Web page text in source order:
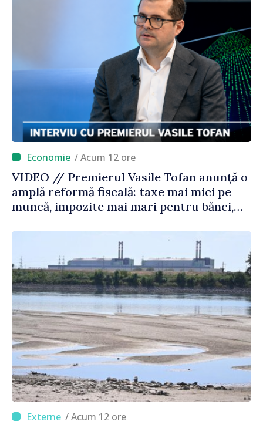
/ Acum 12 ore
VIDEO // Premierul Vasile Tofan anunță o
amplă reformă fiscală: taxe mai mici pe
muncă, impozite mai mari pentru bănci,
/ Acum 12 ore